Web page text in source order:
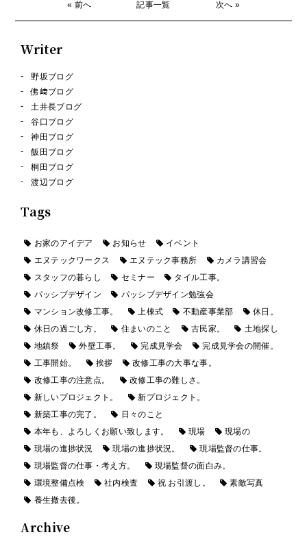
« 前へ 記事一覧 次へ »
Writer
野坂ブログ
佛﨑ブログ
土井長ブログ
谷口ブログ
神田ブログ
飯田ブログ
桐田ブログ
渡辺ブログ
Tags
お家のアイデア お知らせ
イベント
エヌテックワークス
エヌテック事務所
カメラ講習会
スタッフの暮らし
セミナー
タイル工事。
パッシブデザイン
パッシブデザイン勉強会
マンション改修工事。
上棟式 不動産事業部
休日。
休日の過ごし方。
住まいのこと 古民家。
土地探し
地鎮祭
外壁工事。 完成見学会
完成見学会の開催。
工事開始。
挨拶
改修工事の大事な事。
改修工事の注意点。
改修工事の難しさ。
新しいプロジェクト。
新プロジェクト。
新築工事の完了。
日々のこと
本年も、よろしくお願い致します。
現場
現場の
現場の進捗状況
現場の進捗状況。
現場監督の仕事。
現場監督の仕事・考え方。
現場監督の面白み。
環境整備点検
社内検査 祝 お引渡し。
素敵写真
養生撤去後。
Archive